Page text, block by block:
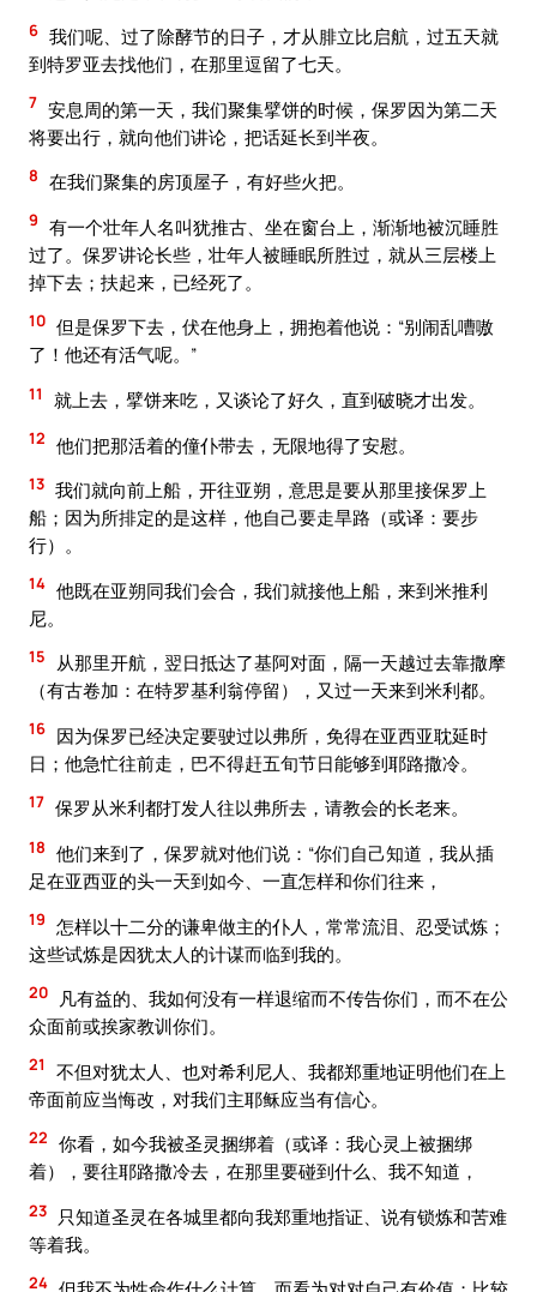
6 我们呢、过了除酵节的日子，才从腓立比启航，过五天就
到特罗亚去找他们，在那里逗留了七天。
7 安息周的第一天，我们聚集擘饼的时候，保罗因为第二天
将要出行，就向他们讲论，把话延长到半夜。
8 在我们聚集的房顶屋子，有好些火把。
9 有一个壮年人名叫犹推古、坐在窗台上，渐渐地被沉睡胜
过了。保罗讲论长些，壮年人被睡眠所胜过，就从三层楼上
掉下去；扶起来，已经死了。
10 但是保罗下去，伏在他身上，拥抱着他说：“别闹乱嘈嗷
了！他还有活气呢。”
11 就上去，擘饼来吃，又谈论了好久，直到破晓才出发。
12 他们把那活着的僮仆带去，无限地得了安慰。
13 我们就向前上船，开往亚朔，意思是要从那里接保罗上
船；因为所排定的是这样，他自己要走旱路（或译：要步
行）。
14 他既在亚朔同我们会合，我们就接他上船，来到米推利
尼。
15
从那里开航，翌日抵达了基阿对面，隔一天越过去靠撒摩
（有古卷加：在特罗基利翁停留），又过一天来到米利都。
16 因为保罗已经决定要驶过以弗所，免得在亚西亚耽延时
日；他急忙往前走，巴不得赶五旬节日能够到耶路撒冷。
17 保罗从米利都打发人往以弗所去，请教会的长老来。
18 他们来到了，保罗就对他们说：“你们自己知道，我从插
足在亚西亚的头一天到如今、一直怎样和你们往来，
19 怎样以十二分的谦卑做主的仆人，常常流泪、忍受试炼；
这些试炼是因犹太人的计谋而临到我的。
20
凡有益的、我如何没有一样退缩而不传告你们，而不在公
众面前或挨家教训你们。
21
不但对犹太人、也对希利尼人、我都郑重地证明他们在上
帝面前应当悔改，对我们主耶稣应当有信心。
22 你看，如今我被圣灵捆绑着（或译：我心灵上被捆绑
着），要往耶路撒冷去，在那里要碰到什么、我不知道，
23
只知道圣灵在各城里都向我郑重地指证、说有锁炼和苦难
等着我。
24